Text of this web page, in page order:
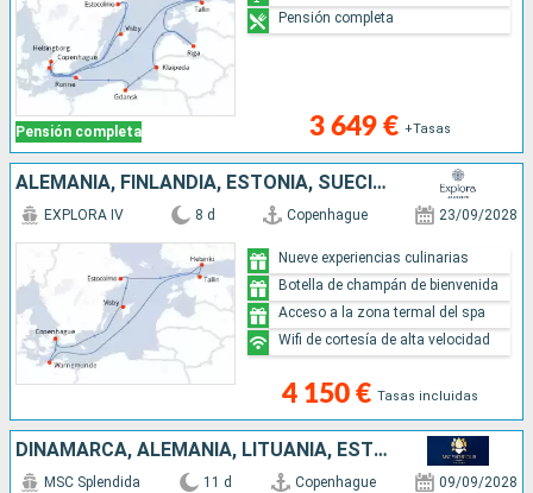
Pensión completa 3 649 € +Tasas
Pensión completa
ALEMANIA, FINLANDIA, ESTONIA, SUECIA, DINAMARCA
EXPLORA IV 8 d Copenhague 23/09/2028
4 150 € Tasas incluidas
Nueve experiencias culinarias
Botella de champán de bienvenida
Acceso a la zona termal del spa
Wifi de cortesía de alta velocidad
DINAMARCA, ALEMANIA, LITUANIA, ESTONIA, FINLANDIA, SUECIA
MSC Splendida 11 d Copenhague 09/09/2028